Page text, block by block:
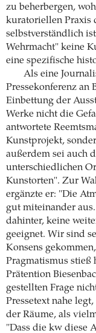
zu beherbergen,
kuratoriellen Praxis
selbstverständlich
Wehrmacht" keine
eine spezifische
Als eine
Pressekonferenz an
Einbettung der
Werke nicht die
antwortete
Kunstprojekt,
außerdem sei auch
unterschiedlichen
Kunstorten". Zur
ergänzte er: "Die
gut miteinander
dahinter, keine
geeignet. Wir sind
Konsens
Pragmatismus stieß
Prätention
gestellten Frage
Pressetext nahe
der Räume, als
"Dass die kw diese